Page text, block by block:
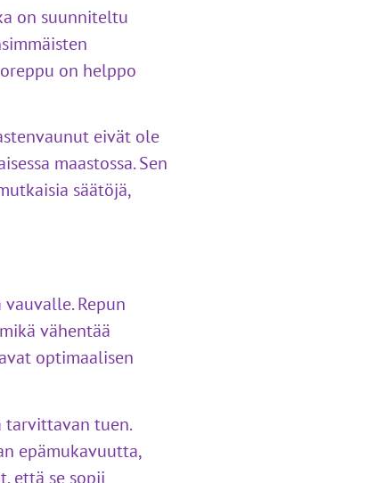
on suunniteltu
on helppo
eivät ole
maastossa. Sen
säätöjä,
Repun
vähentää
optimaalisen
tarvittavan tuen.
epämukavuutta,
että se sopii